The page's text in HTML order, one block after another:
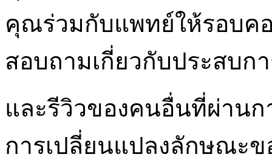
คุณร่วมกับแพทย์ให้รอบค
สอบถามเกี่ยวกับประสบ
และรีวิวของคนอื่นที่ผ่าน
การเปลี่ยนแปลงลักษณะข